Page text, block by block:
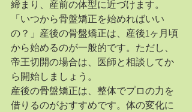
締まり、産前の体型に近づけます。
「いつから骨盤矯正を始めればいい
の？」産後の骨盤矯正は、産後1ヶ月頃
から始めるのが一般的です。ただし、
帝王切開の場合は、医師と相談してか
ら開始しましょう。
産後の骨盤矯正は、整体でプロの力を
借りるのがおすすめです。体の変化に